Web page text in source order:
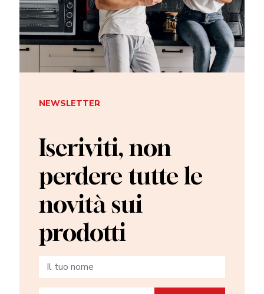
NEWSLETTER
Iscriviti, non
perdere tutte le
novità sui
prodotti